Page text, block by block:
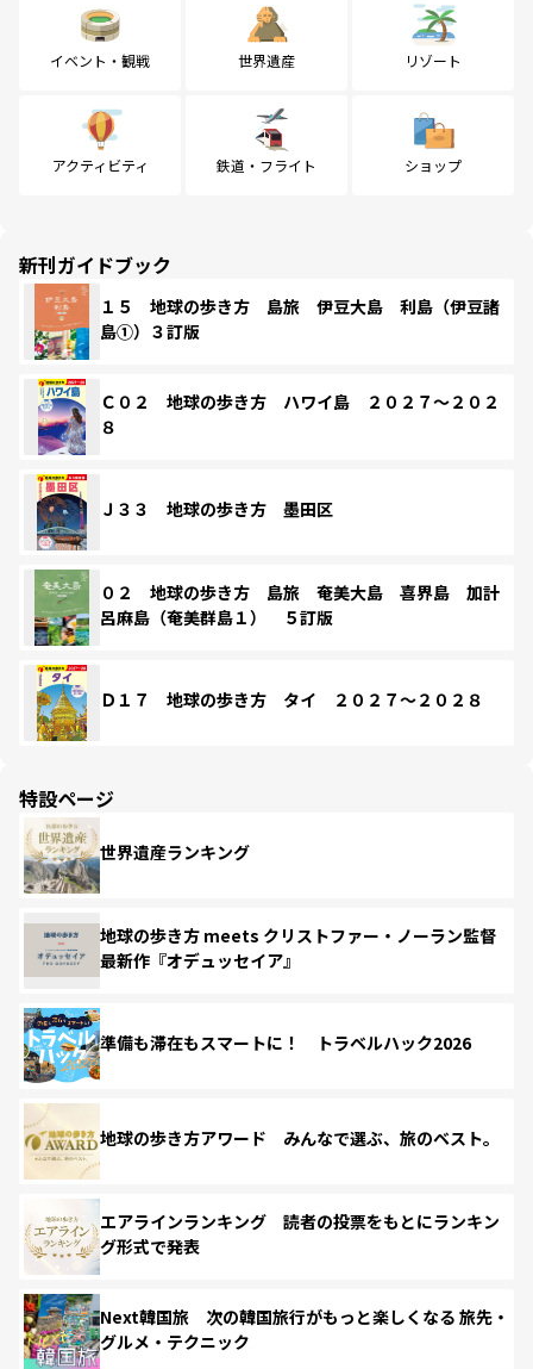
イベント・観戦 世界遺産 リゾート
アクティビティ 鉄道・フライト ショップ
新刊ガイドブック
１５ 地球の歩き方 島旅 伊豆大島 利島（伊豆諸
島①）３訂版
Ｃ０２ 地球の歩き方 ハワイ島 ２０２７～２０２
８
Ｊ３３ 地球の歩き方 墨田区
０２ 地球の歩き方 島旅 奄美大島 喜界島 加計
呂麻島（奄美群島１） ５訂版
Ｄ１７ 地球の歩き方 タイ ２０２７～２０２８
特設ページ
世界遺産ランキング
地球の歩き方 meets クリストファー・ノーラン監督
最新作『オデュッセイア』
準備も滞在もスマートに！ トラベルハック2026
地球の歩き方アワード みんなで選ぶ、旅のベスト。
エアラインランキング 読者の投票をもとにランキン
グ形式で発表
Next韓国旅 次の韓国旅行がもっと楽しくなる 旅先・
グルメ・テクニック